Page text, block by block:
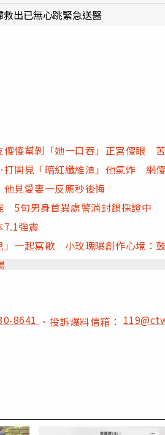
出已無心跳緊急送醫
傻幫剝「她一口吞」正宮傻眼
開見「暗紅纖維渣」他氣炸 網
見愛妻一反應秒後悔
5旬男身首異處警消封鎖採證中
7.1強震
」一起寫歌 小玫瑰曝創作心境：
8641 、投訴爆料信箱：